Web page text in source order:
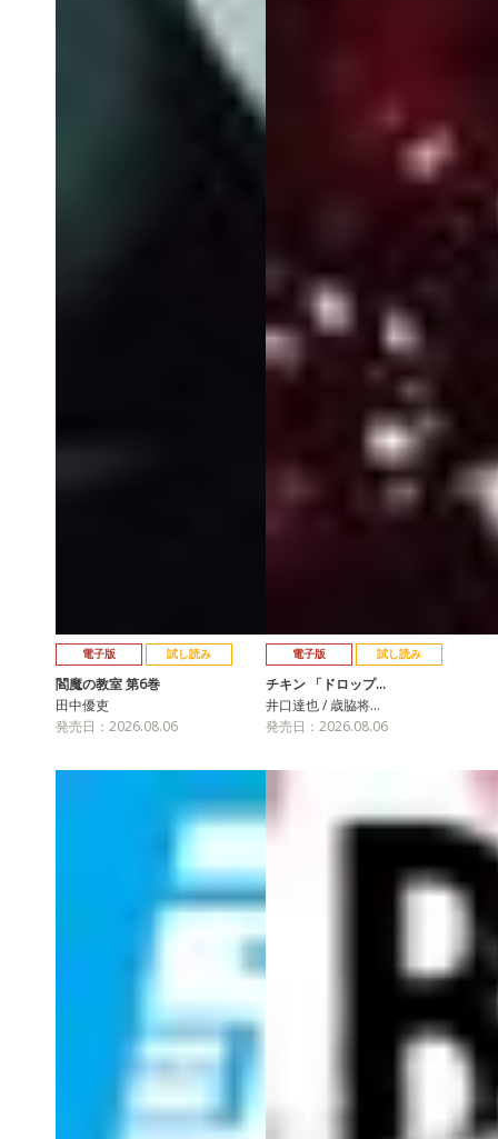
電子版 試し読み
閻魔の教室 第6巻
田中優吏
発売日：2026.08.06
電子版 試し読み
チキン 「ドロップ…
井口達也 / 歳脇将…
発売日：2026.08.06